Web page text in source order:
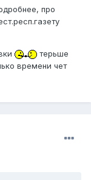
про
терьше
времени чет